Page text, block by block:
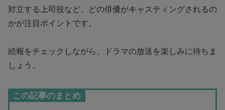
対立する上司役など、どの俳優がキャスティングされるの
かが注目ポイントです。
続報をチェックしながら、ドラマの放送を楽しみに待ちま
しょう。
この記事のまとめ